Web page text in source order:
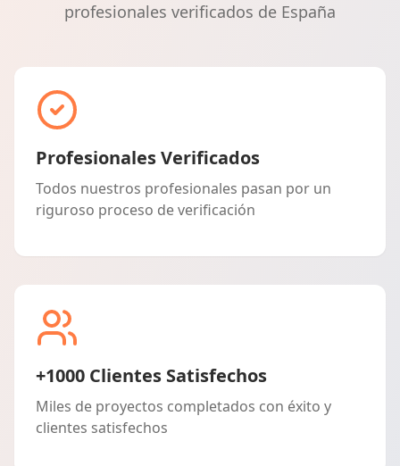
profesionales verificados de España
Profesionales Verificados
Todos nuestros profesionales pasan por un
riguroso proceso de verificación
+1000 Clientes Satisfechos
Miles de proyectos completados con éxito y
clientes satisfechos